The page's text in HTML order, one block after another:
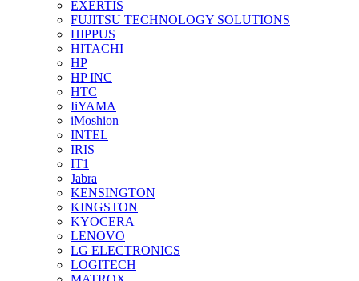
EXERTIS
FUJITSU TECHNOLOGY SOLUTIONS
HIPPUS
HITACHI
HP
HP INC
HTC
IiYAMA
iMoshion
INTEL
IRIS
IT1
Jabra
KENSINGTON
KINGSTON
KYOCERA
LENOVO
LG ELECTRONICS
LOGITECH